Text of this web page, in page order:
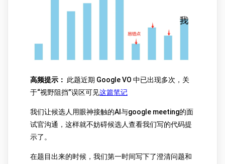
高频提示： 此题近期 Google VO 中已出现多次，关
于“视野阻挡”误区可见这篇笔记
我们让候选人用眼神接触的AI与google meeting的面
试官沟通，这样就不妨碍候选人查看我们写的代码提
示了。
在题目出来的时候，我们第一时间写下了澄清问题和